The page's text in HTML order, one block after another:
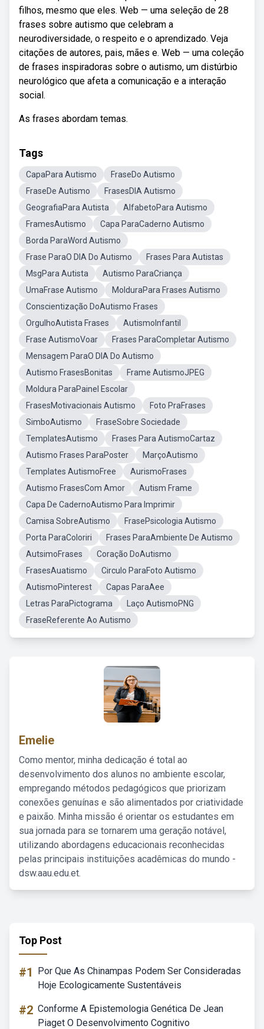
filhos, mesmo que eles. Web — uma seleção de 28
frases sobre autismo que celebram a
neurodiversidade, o respeito e o aprendizado. Veja
citações de autores, pais, mães e. Web — uma coleção
de frases inspiradoras sobre o autismo, um distúrbio
neurológico que afeta a comunicação e a interação
social.
As frases abordam temas.
Tags
CapaPara Autismo
FraseDo Autismo
FraseDe Autismo
FrasesDIA Autismo
GeografiaPara Autista
AlfabetoPara Autismo
FramesAutismo
Capa ParaCaderno Autismo
Borda ParaWord Autismo
Frase ParaO DIA Do Autismo
Frases Para Autistas
MsgPara Autista
Autismo ParaCriança
UmaFrase Autismo
MolduraPara Frases Autismo
Conscientização DoAutismo Frases
OrgulhoAutista Frases
AutismoInfantil
Frase AutismoVoar
Frases ParaCompletar Autismo
Mensagem ParaO DIA Do Autismo
Autismo FrasesBonitas
Frame AutismoJPEG
Moldura ParaPainel Escolar
FrasesMotivacionais Autismo
Foto PraFrases
SimboAutismo
FraseSobre Sociedade
TemplatesAutismo
Frases Para AutismoCartaz
Autismo Frases ParaPoster
MarçoAutismo
Templates AutismoFree
AurismoFrases
Autismo FrasesCom Amor
Autism Frame
Capa De CadernoAutismo Para Imprimir
Camisa SobreAutismo
FrasePsicologia Autismo
Porta ParaColoriri
Frases ParaAmbiente De Autismo
AutsimoFrases
Coração DoAutismo
FrasesAuatismo
Circulo ParaFoto Autismo
AutismoPinterest
Capas ParaAee
Letras ParaPictograma
Laço AutismoPNG
FraseReferente Ao Autismo
Emelie
Como mentor, minha dedicação é total ao
desenvolvimento dos alunos no ambiente escolar,
empregando métodos pedagógicos que priorizam
conexões genuínas e são alimentados por criatividade
e paixão. Minha missão é orientar os estudantes em
sua jornada para se tornarem uma geração notável,
utilizando abordagens educacionais reconhecidas
pelas principais instituições acadêmicas do mundo -
dsw.aau.edu.et.
Top Post
#1
Por Que As Chinampas Podem Ser Consideradas
Hoje Ecologicamente Sustentáveis
#2 Conforme A Epistemologia Genética De Jean
Piaget O Desenvolvimento Cognitivo